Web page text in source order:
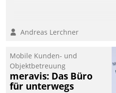
Andreas Lerchner
Mobile Kunden- und
Objektbetreuung
meravis: Das Büro
für unterwegs